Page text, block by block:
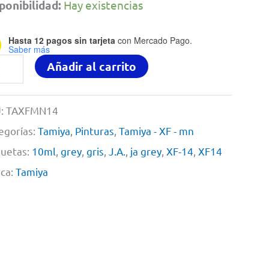
Hay existencias
Hasta 12 pagos sin tarjetacon Mercado Pago.
Saber más
Añadir al carrito
TAXFMN14
Tamiya Pinturas Tamiya - XF - mn
10ml grey, gris J.A. ja grey, XF-14 XF14
Tamiya